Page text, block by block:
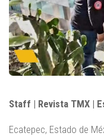
Staff | Revista TMX |
Ecatepec, Estado de